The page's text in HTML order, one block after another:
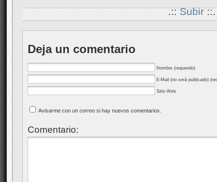
.::Subir::.
Deja un comentario
Nombre (requerido)
E-Mail (no será publicado)
Sitio Web
Avisarme con un correo si hay nuevos comentarios.
Comentario: